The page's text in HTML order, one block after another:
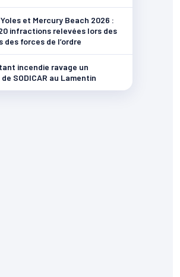
et Mercury Beach 2026 :
infractions relevées lors des
des forces de l’ordre
incendie ravage un
SODICAR au Lamentin